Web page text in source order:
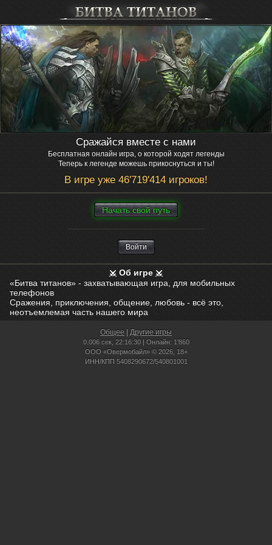
Сражайся вместе с нами
Бесплатная онлайн игра, о которой ходят легенды
Теперь к легенде можешь прикоснуться и ты!
В игре уже 46'719'414 игроков!
Нaчaть свой путь
Войти
Об игре
«Битва титанов» - захватывающая игра, для мобильных
телефонов
Сражения, приключения, общение, любовь - всё это,
неотъемлемая часть нашего мира
Общее Другие игры
0.006 сек, 22:16:30 | Онлайн: 1'860
ООО «Овермобайл» © 2026, 18+
ИНН/КПП 5408290672/540801001